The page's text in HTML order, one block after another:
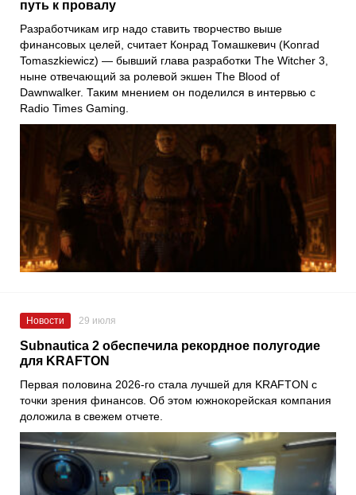
путь к провалу
Разработчикам игр надо ставить творчество выше
финансовых целей, считает Конрад Томашкевич (Konrad
Tomaszkiewicz) — бывший глава разработки The Witcher 3,
ныне отвечающий за ролевой экшен The Blood of
Dawnwalker. Таким мнением он поделился в интервью с
Radio Times Gaming.
Новости 29 июля
Subnautica 2 обеспечила рекордное полугодие
для KRAFTON
Первая половина 2026-го стала лучшей для KRAFTON с
точки зрения финансов. Об этом южнокорейская компания
доложила в свежем отчете.